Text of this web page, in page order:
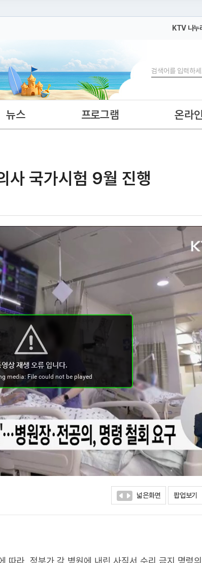
에서 도메인 주소를 확인해 보세요
KTV 나누
검색
뉴스 프로그램 온라
사 국가시험 9월 진행
넓은화면 팝업보기
따라, 정부가 각 병원에 내린 사직서 수리 금지 명령